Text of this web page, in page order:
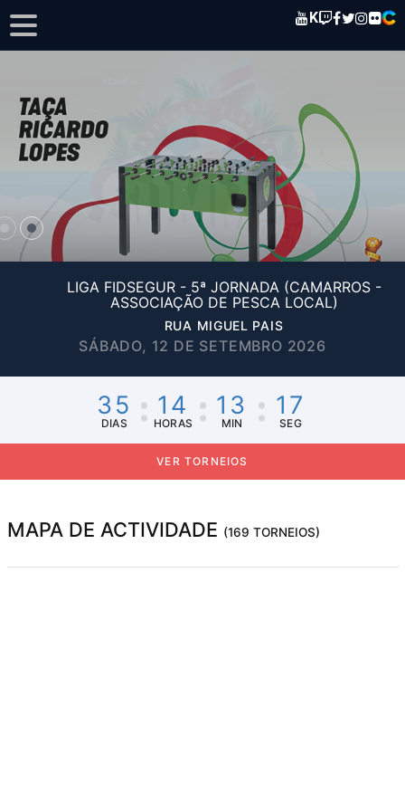
K
LIGA FIDSEGUR - 5ª JORNADA (CAMARROS -
ASSOCIAÇÃO DE PESCA LOCAL)
RUA MIGUEL PAIS
SÁBADO, 12 DE SETEMBRO 2026
35
DIAS
14
HORAS
13
MIN
17
SEG
VER TORNEIOS
MAPA DE ACTIVIDADE (169 TORNEIOS)